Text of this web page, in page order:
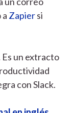
Zapiersi
un extracto
con Slack.